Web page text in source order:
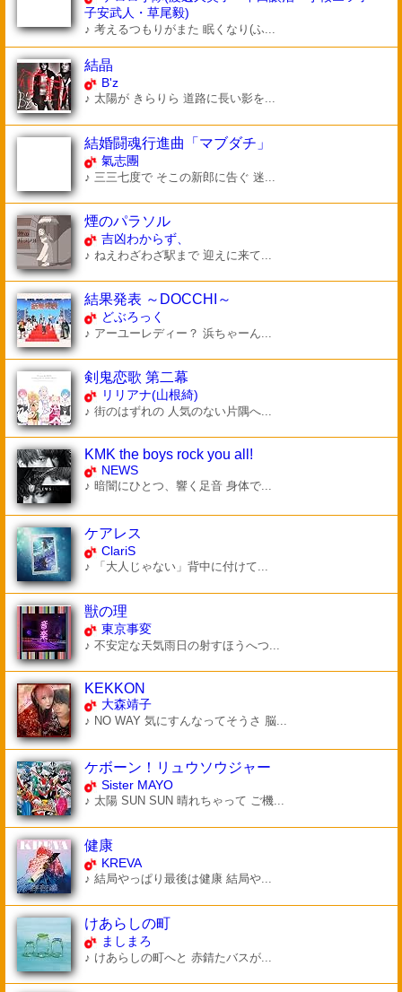
子安武人・草尾毅)
♪ 考えるつもりがまた 眠くなり(ふ...
結晶
B'z
♪ 太陽が きらりら 道路に長い影を...
結婚闘魂行進曲「マブダチ」
氣志團
♪ 三三七度で そこの新郎に告ぐ 迷...
煙のパラソル
吉凶わからず、
♪ ねえわざわざ駅まで 迎えに来て...
結果発表 ～DOCCHI～
どぶろっく
♪ アーユーレディー？ 浜ちゃーん...
剣鬼恋歌 第二幕
リリアナ(山根綺)
♪ 街のはずれの 人気のない片隅へ...
KMK the boys rock you all!
NEWS
♪ 暗闇にひとつ、響く足音 身体で...
ケアレス
ClariS
♪ 「大人じゃない」背中に付けて...
獣の理
東京事変
♪ 不安定な天気雨日の射すほうへつ...
KEKKON
大森靖子
♪ NO WAY 気にすんなってそうさ 脳...
ケボーン！リュウソウジャー
Sister MAYO
♪ 太陽 SUN SUN 晴れちゃって ご機...
健康
KREVA
♪ 結局やっぱり最後は健康 結局や...
けあらしの町
ましまろ
♪ けあらしの町へと 赤錆たバスが...